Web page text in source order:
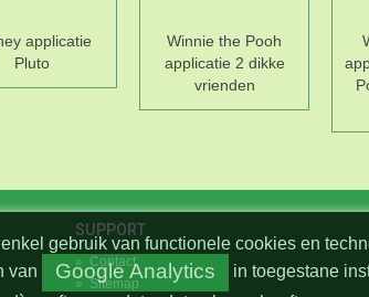
applicatie
Pluto
Winnie the Pooh
applicatie 2 dikke
vrienden
SUPPORT
» Contact
» Sitemap
gebruik van functionele cookies en
van Google Analytics in toegestane